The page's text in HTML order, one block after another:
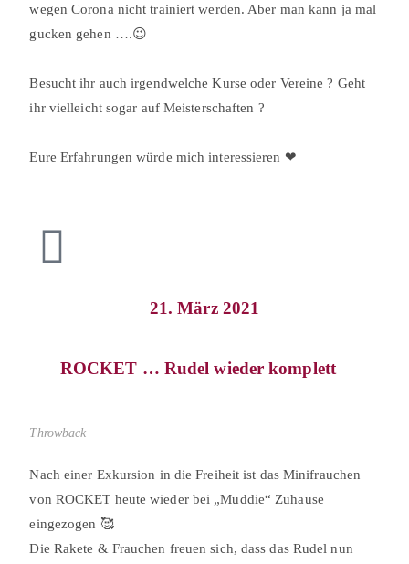
wegen Corona nicht trainiert werden. Aber man kann ja mal
gucken gehen ….😉⠀
Besucht ihr auch irgendwelche Kurse oder Vereine ? Geht
ihr vielleicht sogar auf Meisterschaften ?⠀
Eure Erfahrungen würde mich interessieren ❤⠀
21. März 2021
ROCKET … Rudel wieder komplett⠀
Throwback
Nach einer Exkursion in die Freiheit ist das Minifrauchen
von ROCKET heute wieder bei „Muddie“ Zuhause
eingezogen 🥰⠀ ⠀
Die Rakete & Frauchen freuen sich, dass das Rudel nun